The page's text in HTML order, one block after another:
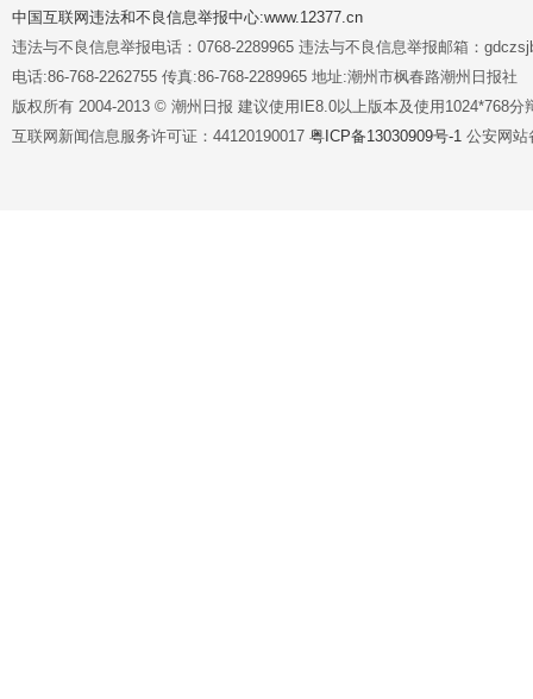
中国互联网违法和不良信息举报中心:www.12377.cn
违法与不良信息举报电话：0768-2289965 违法与不良信息举报邮箱：
电话:86-768-2262755 传真:86-768-2289965 地址:潮州市枫春路潮州日报社
版权所有 2004-2013 © 潮州日报 建议使用IE8.0以上版本及使用1024*768分
互联网新闻信息服务许可证：44120190017 粤ICP备13030909号-1 公安网站